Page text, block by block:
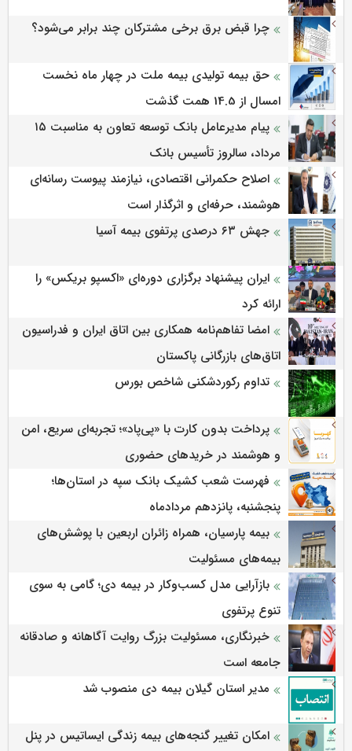
چرا قبض برق برخی مشترکان چند برابر می‌شود؟
حق بیمه تولیدی بیمه ملت در چهار ماه نخست
امسال از 14.5 همت گذشت
پیام مدیرعامل بانک توسعه تعاون به مناسبت ۱۵
مرداد، سالروز تأسیس بانک
اصلاح حکمرانی اقتصادی، نیازمند پیوست رسانه‌ای
هوشمند، حرفه‌ای و اثرگذار است
جهش ۶۳ درصدی پرتفوی بیمه آسیا
ایران پیشنهاد برگزاری دوره‌ای «اکسپو بریکس» را
ارائه کرد
امضا تفاهم‌نامه همکاری بین اتاق ایران و فدراسیون
اتاق‌های بازرگانی پاکستان
تداوم رکوردشکنی شاخص بورس
پرداخت بدون کارت با «پی‌پاد»؛ تجربه‌ای سریع، امن
و هوشمند در خریدهای حضوری
فهرست شعب کشیک بانک سپه در استان‌ها؛
پنجشنبه، پانزدهم مردادماه
بیمه پارسیان، همراه زائران اربعین با پوشش‌های
بیمه‌های مسئولیت
بازآرایی مدل کسب‌وکار در بیمه دی؛ گامی به سوی
تنوع پرتفوی
خبرنگاری، مسئولیت بزرگ روایت آگاهانه و صادقانه
جامعه است
مدیر استان گیلان بیمه دی منصوب شد
امکان تغییر گنجه‌های بیمه زندگی ایساتیس در پنل